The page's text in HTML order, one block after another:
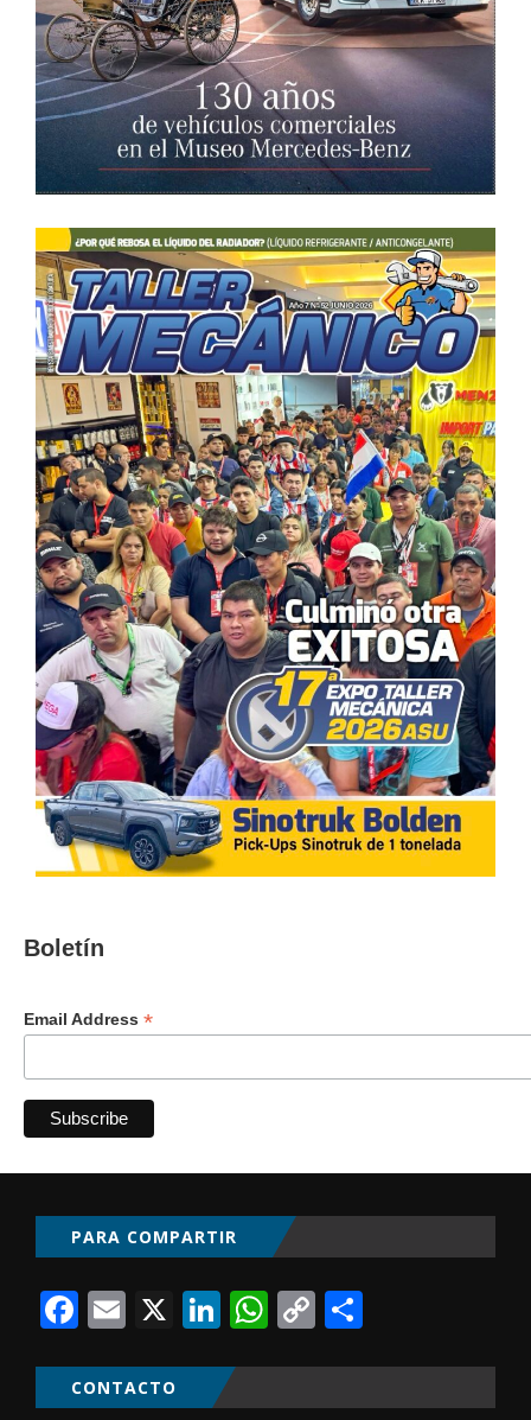
Boletín
Email Address *
PARA COMPARTIR
Facebook
Email
X LinkedIn
WhatsApp
Copy
CONTACTO